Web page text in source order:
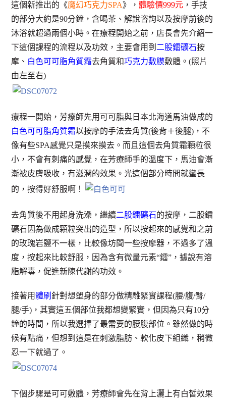
這個新推出的《魔幻巧克力SPA》，體驗價999元 ，手技
的部分大約是90分鐘，含喝茶、解說咨詢以及按摩前後的
沐浴就超過兩個小時。在療程開始之前，店長會先介紹一
下這個課程的流程以及功效，主要會用到 二股鐳礦石按
摩、 白色可可脂角質霜去角質和巧克力敷膜敷體。(照片
由左至右)
療程一開始，芳療師先用可可脂與日本北海道馬油做成的
白色可可脂角質霜以按摩的手法去角質(後背＋後腿)，不
像有些SPA感覺只是摸來摸去。而且這個去角質霜顆粒很
小，不會有刺痛的感覺，在芳療師手的溫度下，馬油會漸
漸被皮膚吸收，有滋潤的效果。光這個部分時間就蠻長
的，按得好舒服啊！
去角質後不用起身洗澡，繼續二股鐳礦石的按摩，二股鐳
礦石因為做成顆粒突出的造型，所以按起來的感覺和之前
的玫瑰岩鹽不一樣，比較像坊間一些按摩器，不過多了溫
度，按起來比較舒服，因為含有微量元素“鐳”，據說有溶
脂解毒，促進新陳代謝的功效。
接著用體刷 針對想塑身的部分做精雕緊實課程(腰/腹/臀/
腿/手)，其實這五個部位我都想變緊實，但因為只有10分
鐘的時間，所以我選擇了最需要的腰腹部位。雖然做的時
候有點痛，但想到這是在刺激脂肪、軟化皮下組織，稍微
忍一下就過了。
下個步驟是可可敷體，芳療師會先在背上灑上有白皙效果